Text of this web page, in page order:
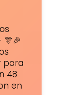
🎊🎉
para
48
en